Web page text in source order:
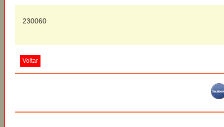
230060
Voltar